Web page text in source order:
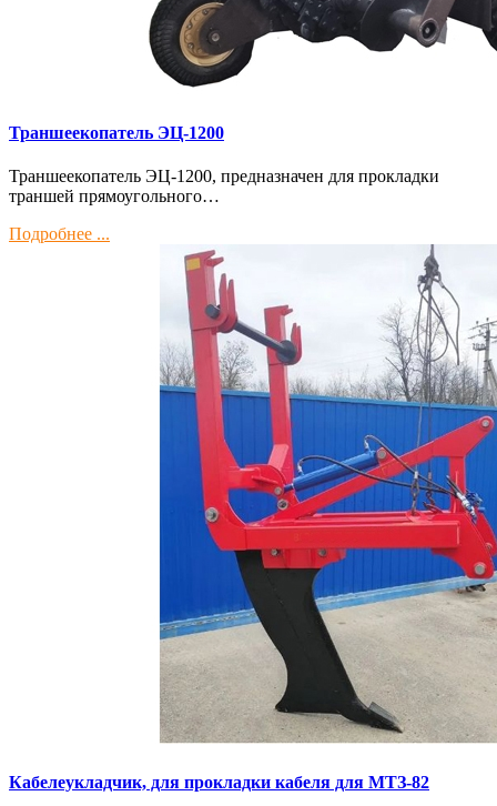
Траншеекопатель ЭЦ-1200
Траншеекопатель ЭЦ-1200, предназначен для прокладки
траншей прямоугольного…
Подробнее ...
Кaбелeукладчик, для прокладки кабeля для МTЗ-82